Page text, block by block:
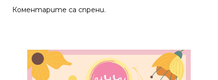
Коментарите са спрени.